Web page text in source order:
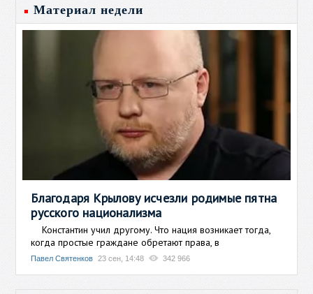
Материал недели
Благодаря Крылову исчезли родимые пятна
русского национализма
Константин учил другому. Что нация возникает тогда,
когда простые граждане обретают права, в
Павел Святенков 23 сен, 14:48 342 966